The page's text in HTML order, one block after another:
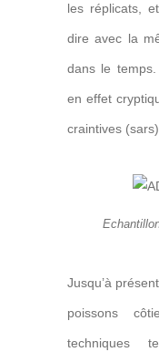
les réplicats,
dire avec la
dans le
en effet
craintives (sars).
Jusqu’à
poissons
techniques